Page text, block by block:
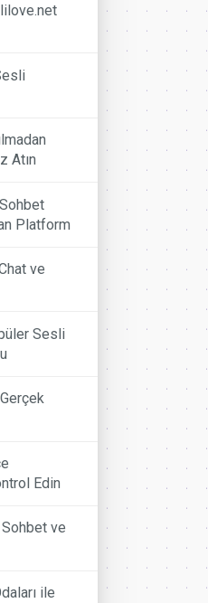
Atın
Platform
ve
Sesli
Edin
ve
ile